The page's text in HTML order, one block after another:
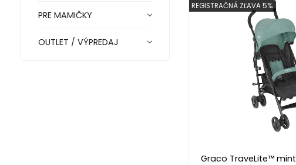
PRE MAMIČKY
OUTLET / VÝPREDAJ
Graco TraveLite™ mint
REGISTRAČNÁ ZĽAVA 5%